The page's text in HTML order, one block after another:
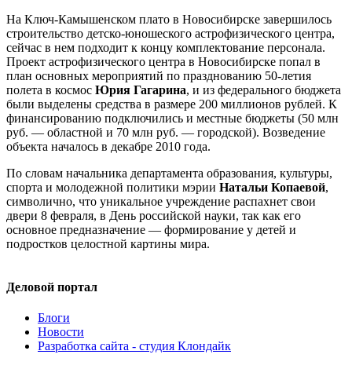
На Ключ-Камышенском плато в Новосибирске завершилось
строительство детско-юношеского астрофизического центра,
сейчас в нем подходит к концу комплектование персонала.
Проект астрофизического центра в Новосибирске попал в
план основных мероприятий по празднованию 50-летия
полета в космос Юрия Гагарина, и из федерального бюджета
были выделены средства в размере 200 миллионов рублей. К
финансированию подключились и местные бюджеты (50 млн
руб. — областной и 70 млн руб. — городской). Возведение
объекта началось в декабре 2010 года.
По словам начальника департамента образования, культуры,
спорта и молодежной политики мэрии Натальи Копаевой,
символично, что уникальное учреждение распахнет свои
двери 8 февраля, в День российской науки, так как его
основное предназначение — формирование у детей и
подростков целостной картины мира.
Деловой портал
Блоги
Новости
Разработка сайта - студия Клондайк